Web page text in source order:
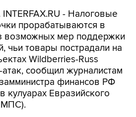
INTERFAX.RU - Налоговые
прорабатываются в
возможных мер поддержки
чьи товары пострадали на
Wildberries-Russ
сообщил журналистам
финансов РФ
кулуарах Евразийского